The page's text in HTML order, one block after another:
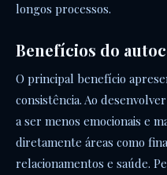
longos processos.
Benefícios do
O principal benefício
consistência. Ao
a ser menos emocionais e
diretamente áreas como
relacionamentos e saúde.